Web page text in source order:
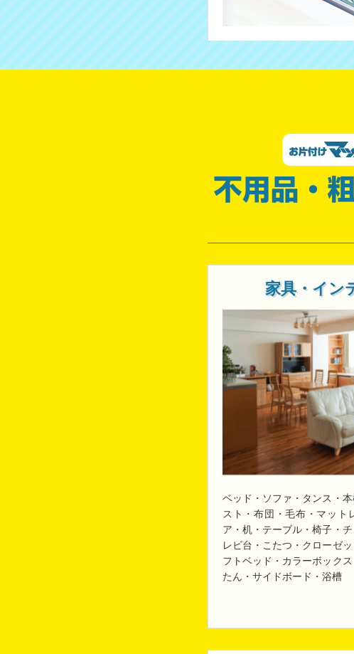
家具・イン
ベッド・ソファ・タンス・
スト・布団・毛布・マット
ア・机・テーブル・椅子・
レビ台・こたつ・クローゼ
フトベッド・カラーボック
たん・サイドボード・浴槽